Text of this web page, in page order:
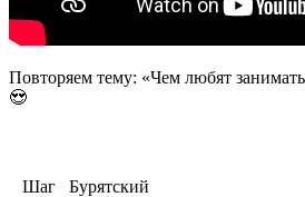
Повторяем тему: «Чем любят
😍
Шаг Бурятский